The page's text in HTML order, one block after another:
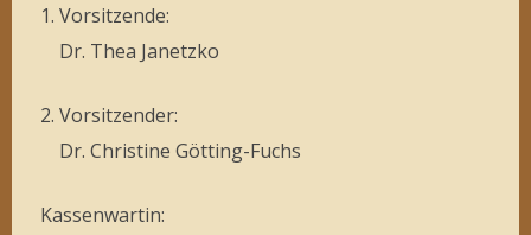
1. Vorsitzende:
Dr. Thea Janetzko
2. Vorsitzender:
Dr. Christine Götting-Fuchs
Kassenwartin: